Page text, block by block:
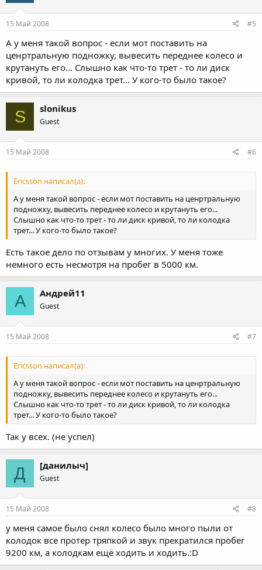
15 Май 2008 #5
А у меня такой вопрос - если мот поставить на
ценртральную подножку, вывесить переднее колесо и
крутануть его... Слышно как что-то трет - то ли диск
кривой, то ли колодка трет... У кого-то было такое?
S slonikus
Guest
15 Май 2008 #6
Ericsson написал(а):
А у меня такой вопрос - если мот поставить на ценртральную
подножку, вывесить переднее колесо и крутануть его...
Слышно как что-то трет - то ли диск кривой, то ли колодка
трет... У кого-то было такое?
Есть такое дело по отзывам у многих. У меня тоже
немного есть несмотря на пробег в 5000 км.
А Андрей11
Guest
15 Май 2008 #7
Ericsson написал(а):
А у меня такой вопрос - если мот поставить на ценртральную
подножку, вывесить переднее колесо и крутануть его...
Слышно как что-то трет - то ли диск кривой, то ли колодка
трет... У кого-то было такое?
Так у всех. (не успел)
Д [данилыч]
Guest
15 Май 2008 #8
у меня самое было снял колесо было много пыли от
колодок все протер тряпкой и звук прекратился пробег
9200 км, а колодкам ещё ходить и ходить.:D